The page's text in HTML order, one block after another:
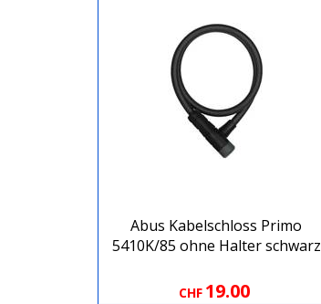
Abus Kabelschloss Primo
5410K/85 ohne Halter schwarz
CHF 19.00